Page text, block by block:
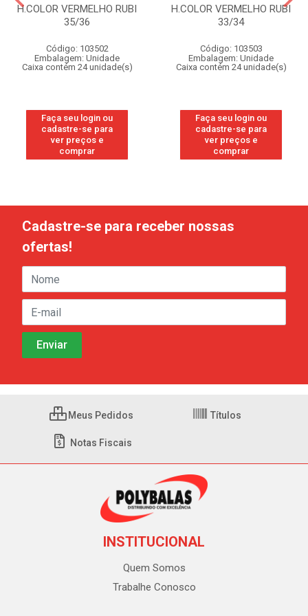
H.COLOR VERMELHO RUBI
35/36
Código: 103502
Embalagem: Unidade
Caixa contém 24 unidade(s)
Faça seu login ou
cadastre-se para
ver preços e
comprar
H.COLOR VERMELHO RUBI
33/34
Código: 103503
Embalagem: Unidade
Caixa contém 24 unidade(s)
Faça seu login ou
cadastre-se para
ver preços e
comprar
Cadastre-se para receber nossas
ofertas!
Meus Pedidos Títulos
Notas Fiscais
INSTITUCIONAL
Quem Somos
Trabalhe Conosco